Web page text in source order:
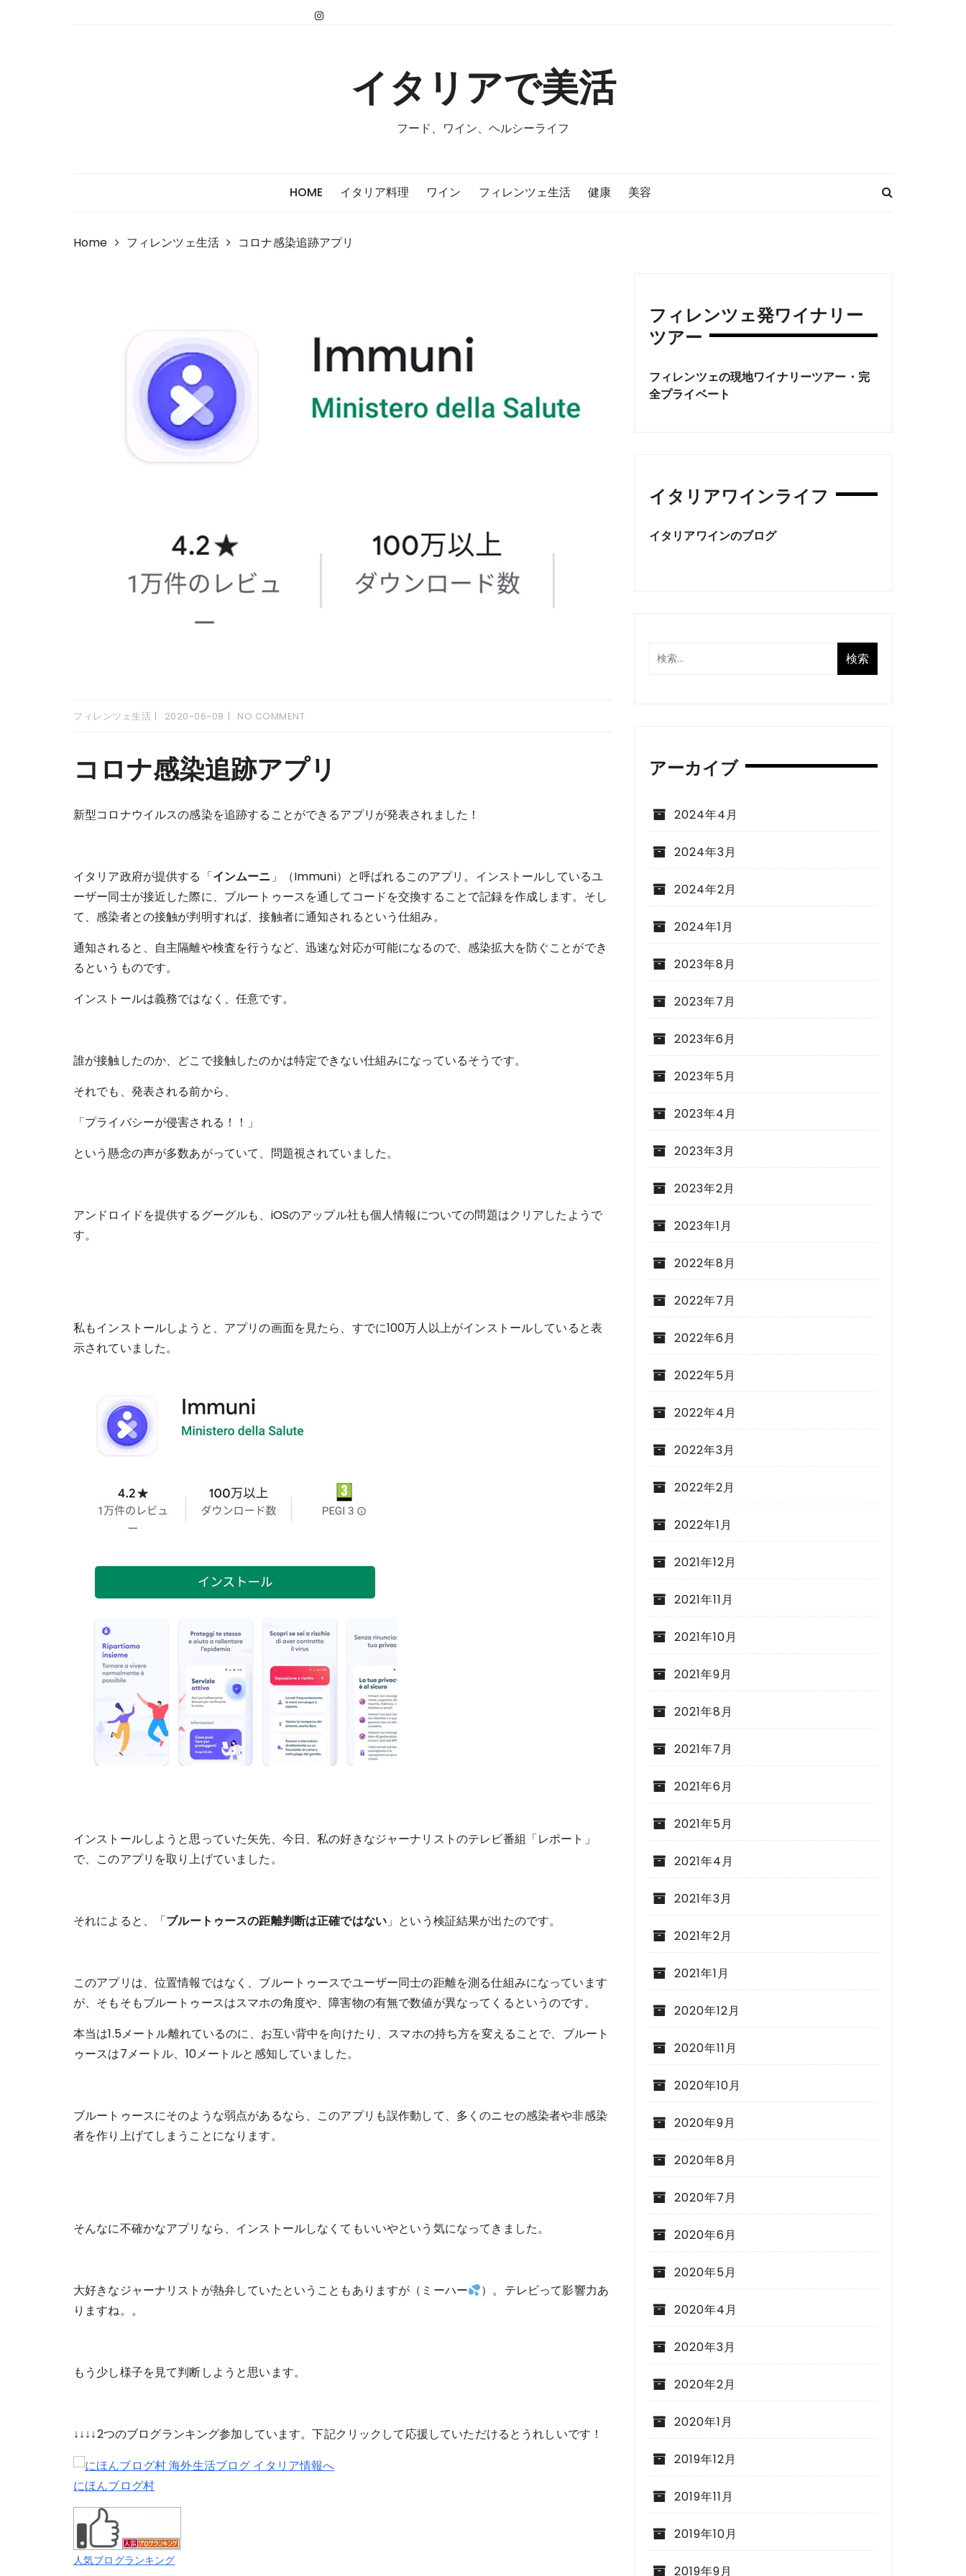
イタリアで美活
フード、ワイン、ヘルシーライフ
HOME イタリア料理 ワイン フィレンツェ生活 健康 美容
Home フィレンツェ生活 コロナ感染追跡アプリ
フィレンツェ生活 2020-06-08 NO COMMENT
コロナ感染追跡アプリ
新型コロナウイルスの感染を追跡することができるアプリが発表されました！
イタリア政府が提供する「インムーニ」（Immuni）と呼ばれるこのアプリ。インストールしているユ
ーザー同士が接近した際に、ブルートゥースを通してコードを交換することで記録を作成します。そし
て、感染者との接触が判明すれば、接触者に通知されるという仕組み。
通知されると、自主隔離や検査を行うなど、迅速な対応が可能になるので、感染拡大を防ぐことができ
るというものです。
インストールは義務ではなく、任意です。
誰が接触したのか、どこで接触したのかは特定できない仕組みになっているそうです。
それでも、発表される前から、
「プライバシーが侵害される！！」
という懸念の声が多数あがっていて、問題視されていました。
アンドロイドを提供するグーグルも、iOSのアップル社も個人情報についての問題はクリアしたようで
す。
私もインストールしようと、アプリの画面を見たら、すでに100万人以上がインストールしていると表
示されていました。
インストールしようと思っていた矢先、今日、私の好きなジャーナリストのテレビ番組「レポート」
で、このアプリを取り上げていました。
それによると、「ブルートゥースの距離判断は正確ではない」という検証結果が出たのです。
このアプリは、位置情報ではなく、ブルートゥースでユーザー同士の距離を測る仕組みになっています
が、そもそもブルートゥースはスマホの角度や、障害物の有無で数値が異なってくるというのです。
本当は1.5メートル離れているのに、お互い背中を向けたり、スマホの持ち方を変えることで、ブルート
ゥースは7メートル、10メートルと感知していました。
ブルートゥースにそのような弱点があるなら、このアプリも誤作動して、多くのニセの感染者や非感染
者を作り上げてしまうことになります。
そんなに不確かなアプリなら、インストールしなくてもいいやという気になってきました。
大好きなジャーナリストが熱弁していたということもありますが（ミーハー
）。テレビって影響力あ
りますね。。
もう少し様子を見て判断しようと思います。
↓↓↓↓2つのブログランキング参加しています。下記クリックして応援していただけるとうれしいです！
にほんブログ村
人気ブログランキング
フィレンツェ発ワイナリー
ツアー
フィレンツェの現地ワイナリーツアー・完
全プライベート
イタリアワインライフ
イタリアワインのブログ
アーカイブ
2024年4月
2024年3月
2024年2月
2024年1月
2023年8月
2023年7月
2023年6月
2023年5月
2023年4月
2023年3月
2023年2月
2023年1月
2022年8月
2022年7月
2022年6月
2022年5月
2022年4月
2022年3月
2022年2月
2022年1月
2021年12月
2021年11月
2021年10月
2021年9月
2021年8月
2021年7月
2021年6月
2021年5月
2021年4月
2021年3月
2021年2月
2021年1月
2020年12月
2020年11月
2020年10月
2020年9月
2020年8月
2020年7月
2020年6月
2020年5月
2020年4月
2020年3月
2020年2月
2020年1月
2019年12月
2019年11月
2019年10月
2019年9月